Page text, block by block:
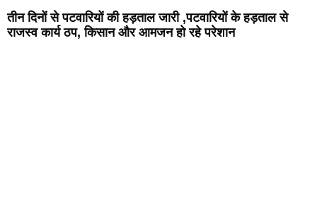
तीन दिनों से पटवारियों की हड़ताल जारी ,पटवारियों के हड़ताल से
राजस्व कार्य ठप, किसान और आमजन हो रहे परेशान